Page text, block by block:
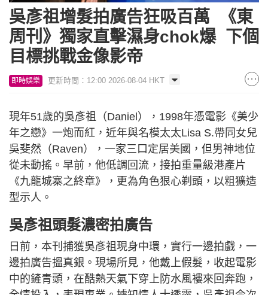
吳彥祖增髮拍廣告狂吸百萬 《東
周刊》獨家直擊濕身chok爆 下個
目標挑戰金像影帝
即時娛樂 更新時間：12:00 2026-08-04 HKT
現年51歲的吳彥祖（Daniel），1998年憑電影《美少
年之戀》一炮而紅，近年與名模太太Lisa S.帶同女兒
吳斐然（Raven），一家三口定居美國，但男神地位
從未動搖。早前，他低調回流，接拍重量級港產片
《九龍城寨之終章》，更為角色狠心剃頭，以粗獷造
型示人。
吳彥祖頭髮濃密拍廣告
日前，本刊捕獲吳彥祖現身中環，實行一邊拍戲，一
邊拍廣告搵真銀。現場所見，他戴上假髮，收起電影
中的鏟青頭，在酷熱天氣下穿上防水風褸來回奔跑，